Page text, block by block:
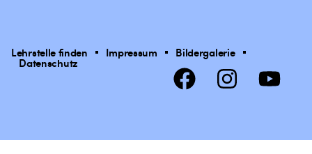
Lehrstelle finden Impressum Bildergalerie
Datenschutz